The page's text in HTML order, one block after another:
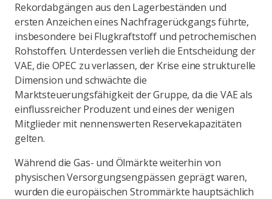
Rekordabgängen aus den Lagerbeständen und
ersten Anzeichen eines Nachfragerückgangs führte,
insbesondere bei Flugkraftstoff und petrochemischen
Rohstoffen. Unterdessen verlieh die Entscheidung der
VAE, die OPEC zu verlassen, der Krise eine strukturelle
Dimension und schwächte die
Marktsteuerungsfähigkeit der Gruppe, da die VAE als
einflussreicher Produzent und eines der wenigen
Mitglieder mit nennenswerten Reservekapazitäten
gelten.
Während die Gas- und Ölmärkte weiterhin von
physischen Versorgungsengpässen geprägt waren,
wurden die europäischen Strommärkte hauptsächlich